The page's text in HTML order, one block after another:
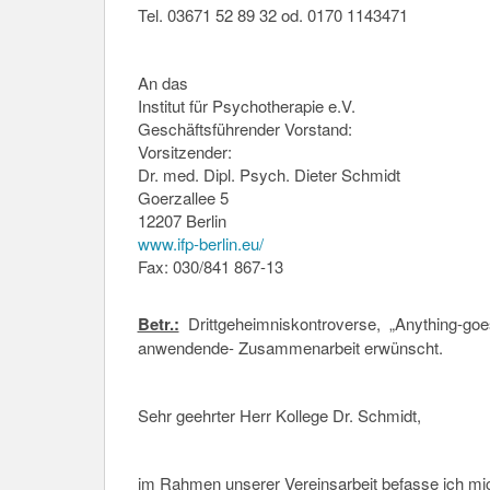
Tel. 03671 52 89 32 od. 0170 1143471
An das
Institut für Psychotherapie e.V.
Geschäftsführender Vorstand:
Vorsitzender:
Dr. med. Dipl. Psych. Dieter Schmidt
Goerzallee 5
12207 Berlin
www.ifp-berlin.eu/
Fax: 030/841 867-13
Betr.: Drittgeheimniskontroverse, „Anything-
anwendende- Zusammenarbeit erwünscht.
Sehr geehrter Herr Kollege Dr. Schmidt,
im Rahmen unserer Vereinsarbeit befasse ich